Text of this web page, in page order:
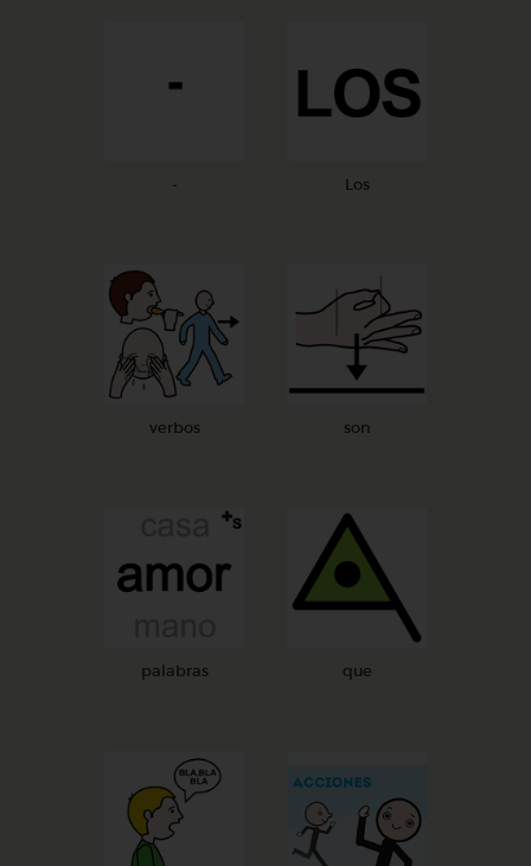
- Los
verbos son
palabras que